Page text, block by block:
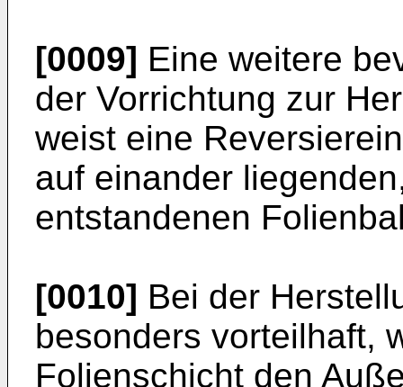
[0009] Eine weitere
der Vorrichtung zur
weist eine
auf einander
entstandenen
[0010] Bei der
besonders vorteilhaft,
Folienschicht den